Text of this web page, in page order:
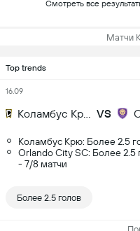
Смотреть все
Матчи
Top trends
16.09
VS
Коламбус Крю: Более 2.5
Orlando City SC: Более 2.5
- 7/8 матчи
Более 2.5 голов